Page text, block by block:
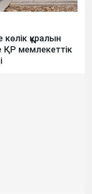
көлік құралын
ҚР мемлекеттік